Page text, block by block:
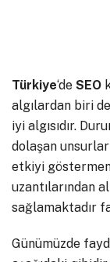
Türkiye‘de SEO
algılardan biri
iyi algısıdır.
dolaşan
etkiyi
uzantılarından
sağlamaktadır
Günümüzde